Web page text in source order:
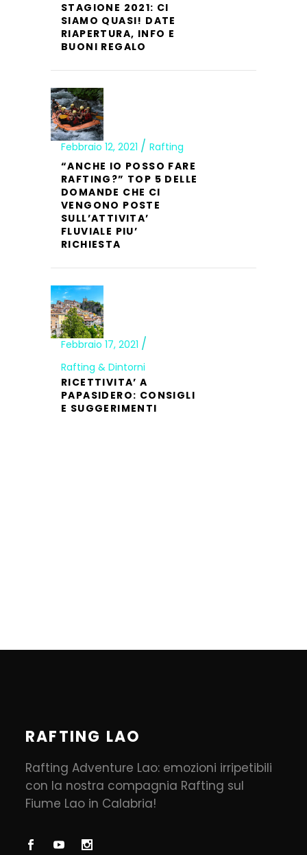
STAGIONE 2021: CI
SIAMO QUASI! DATE
RIAPERTURA, INFO E
BUONI REGALO
Febbraio 12, 2021
Rafting
“ANCHE IO POSSO FARE
RAFTING?” TOP 5 DELLE
DOMANDE CHE CI
VENGONO POSTE
SULL’ATTIVITA’
FLUVIALE PIU’
RICHIESTA
Febbraio 17, 2021
Rafting & Dintorni
RICETTIVITA’ A
PAPASIDERO: CONSIGLI
E SUGGERIMENTI
RAFTING LAO
Rafting Adventure Lao: emozioni irripetibili
con la nostra compagnia Rafting sul
Fiume Lao in Calabria!